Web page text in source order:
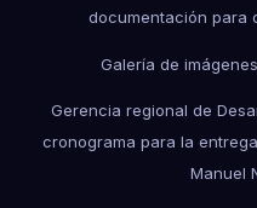
documentación para
Galería de
Gerencia regional de
cronograma para la
Manuel